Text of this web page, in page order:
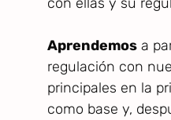
Aprendemos a
regulación con
principales en la
como base y,